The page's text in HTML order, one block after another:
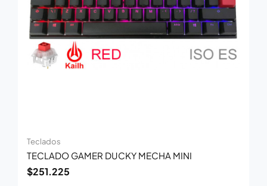
Teclados
TECLADO GAMER DUCKY MECHA MINI
$251.225